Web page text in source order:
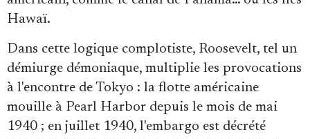
Hawaï.
Dans cette logique complotiste, Roosevelt, tel un
démiurge démoniaque, multiplie les provocations
à l'encontre de Tokyo : la flotte américaine
mouille à Pearl Harbor depuis le mois de mai
1940 ; en juillet 1940, l'embargo est décrété